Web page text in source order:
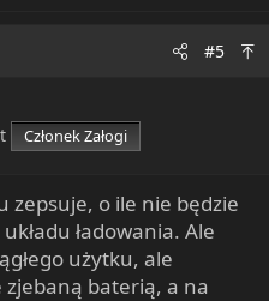
#5
Członek Załogi
zepsuje, o ile nie będzie
ładowania. Ale
użytku, ale
baterią, a na